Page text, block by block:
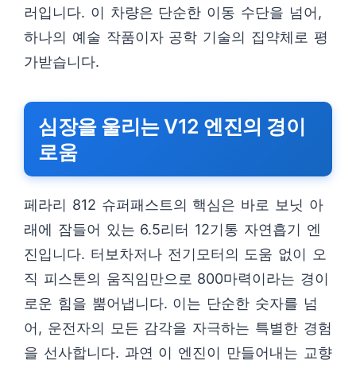
러입니다. 이 차량은 단순한 이동 수단을 넘어,
하나의 예술 작품이자 공학 기술의 집약체로 평
가받습니다.
심장을 울리는 V12 엔진의 경이
로움
페라리 812 슈퍼패스트의 핵심은 바로 보닛 아
래에 잠들어 있는 6.5리터 12기통 자연흡기 엔
진입니다. 터보차저나 전기모터의 도움 없이 오
직 피스톤의 움직임만으로 800마력이라는 경이
로운 힘을 뿜어냅니다. 이는 단순한 숫자를 넘
어, 운전자의 모든 감각을 자극하는 특별한 경험
을 선사합니다. 과연 이 엔진이 만들어내는 교향